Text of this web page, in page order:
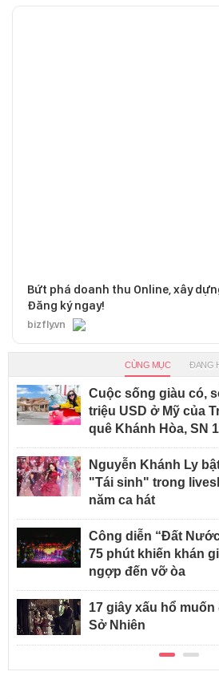
Bứt phá doanh thu Online, xây
Đăng ký ngay!
bizfly.vn
CÙNG MỤC ĐANG
Cuộc sống giàu có,
triệu USD ở Mỹ của
quê Khánh Hòa, SN
Nguyễn Khánh Ly
"Tái sinh" trong
năm ca hát
Công diễn “Đất
75 phút khiến khán
ngợp đến vỡ òa
17 giây xấu hổ
Sở Nhiên